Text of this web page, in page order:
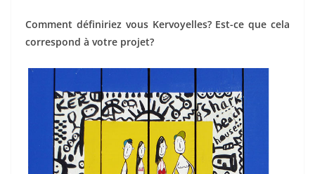
Comment définiriez vous Kervoyelles? Est-ce que cela
correspond à votre projet?